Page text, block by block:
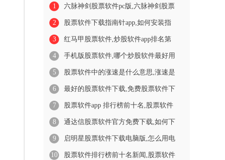
1 六脉神剑股票软件pc版,六脉神剑股票
2 股票软件下载指南针app,如何安装指
3 红马甲股票软件,炒股软件app排名第
4 手机版股票软件,哪个炒股软件最好用
5 股票软件中的涨速是什么意思,涨速是
6 最好的股票软件下载,免费股票软件下
7 股票软件app 排行榜前十名,股票软件
8 通达信股票软件官方免费下载,如何下
9 启明星股票软件下载电脑版,怎么用电
10 股票软件排行榜前十名新闻,股票软件